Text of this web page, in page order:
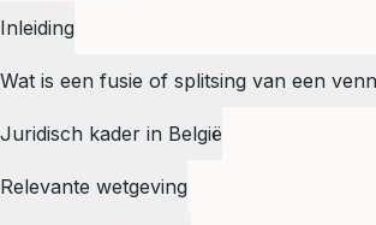
Inleiding
Wat is een fusie of splitsing van een
Juridisch kader in België
Relevante wetgeving